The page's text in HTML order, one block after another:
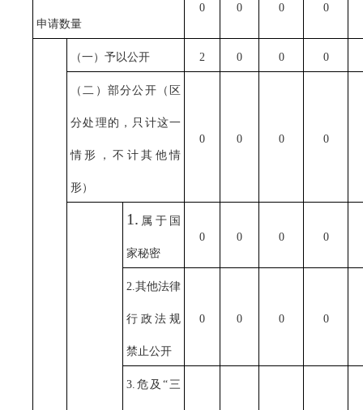
申请数量
0 0 0 0
（一）予以公开 2 0 0 0
（二）部分公开（区
分处理的，只计这一
情形，不计其他情
形）
0 0 0 0
1. 属于国
家秘密
0 0 0 0
2.其他法律
行政法规
禁止公开
0 0 0 0
3.危及“三